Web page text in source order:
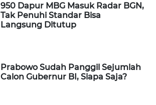
950 Dapur MBG Masuk Radar BGN,
Tak Penuhi Standar Bisa
Langsung Ditutup
Prabowo Sudah Panggil Sejumlah
Calon Gubernur BI, Siapa Saja?